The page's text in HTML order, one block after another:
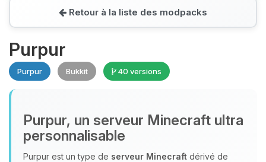
Retour à la liste des modpacks
Purpur
Purpur Bukkit 40 versions
Purpur, un serveur Minecraft ultra
personnalisable
Purpur est un type de serveur Minecraft dérivé de